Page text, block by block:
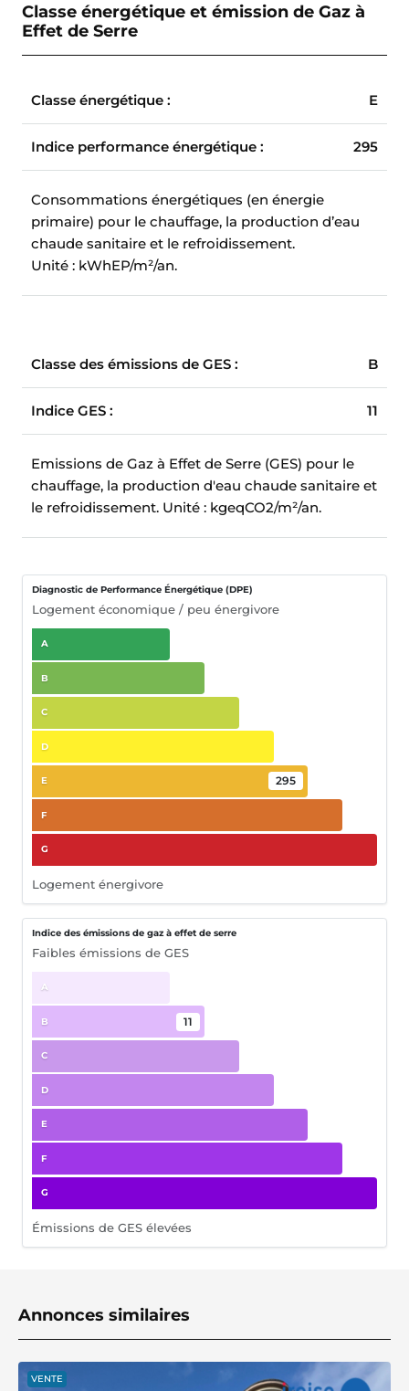
Classe énergétique et émission de Gaz à
Effet de Serre
Classe énergétique : E
Indice performance énergétique : 295
Consommations énergétiques (en énergie
primaire) pour le chauffage, la production d’eau
chaude sanitaire et le refroidissement.
Unité : kWhEP/m²/an.
Classe des émissions de GES : B
Indice GES : 11
Emissions de Gaz à Effet de Serre (GES) pour le
chauffage, la production d'eau chaude sanitaire et
le refroidissement. Unité : kgeqCO2/m²/an.
Diagnostic de Performance Énergétique (DPE)
Logement économique / peu énergivore
A
B
C
D
E 295
F
G
Logement énergivore
Indice des émissions de gaz à effet de serre
Faibles émissions de GES
A
B 11
C
D
E
F
G
Émissions de GES élevées
Annonces similaires
VENTE